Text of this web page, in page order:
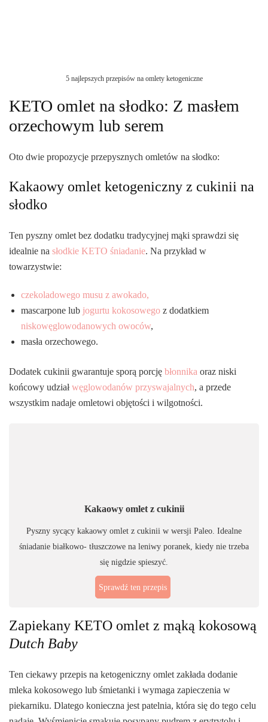
5 najlepszych przepisów na omlety ketogeniczne
KETO omlet na słodko: Z masłem
orzechowym lub serem
Oto dwie propozycje przepysznych omletów na słodko:
Kakaowy omlet ketogeniczny z cukinii na
słodko
Ten pyszny omlet bez dodatku tradycyjnej mąki sprawdzi się
idealnie na słodkie KETO śniadanie. Na przykład w
towarzystwie:
czekoladowego musu z awokado,
mascarpone lub jogurtu kokosowego z dodatkiem
niskowęglowodanowych owoców,
masła orzechowego.
Dodatek cukinii gwarantuje sporą porcję błonnika oraz niski
końcowy udziałwęglowodanów przyswajalnych, a przede
wszystkim nadaje omletowi objętości i wilgotności.
Kakaowy omlet z cukinii
Pyszny sycący kakaowy omlet z cukinii w wersji Paleo. Idealne
śniadanie białkowo- tłuszczowe na leniwy poranek, kiedy nie trzeba
się nigdzie spieszyć.
Sprawdź ten przepis
Zapiekany KETO omlet z mąką kokosową
Dutch Baby
Ten ciekawy przepis na ketogeniczny omlet zakłada dodanie
mleka kokosowego lub śmietanki i wymaga zapieczenia w
piekarniku. Dlatego konieczna jest patelnia, która się do tego celu